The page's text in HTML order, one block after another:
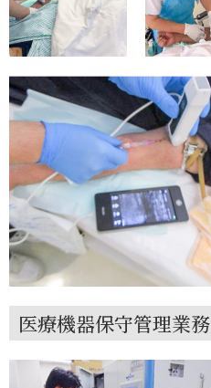
医療機器保守管理業務